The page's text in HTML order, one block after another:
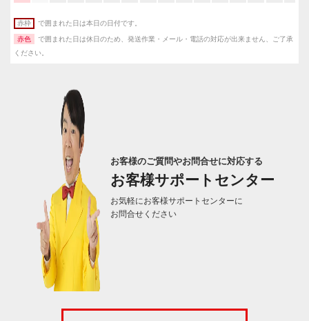
赤枠 で囲まれた日は本日の日付です。
赤色
で囲まれた日は休日のため、発送作業・メール・電話の対応が出来ません、ご了承
ください。
お客様のご質問やお問合せに対応する
お客様サポートセンター
お気軽にお客様サポートセンターに
お問合せください